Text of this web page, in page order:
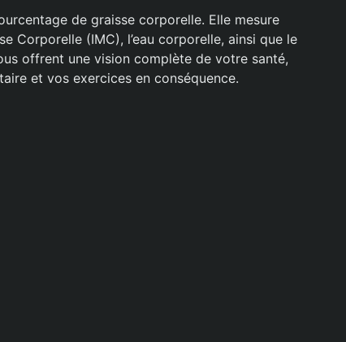
de graisse corporelle. Elle mesure
Corporelle (IMC), l’eau corporelle, ainsi que le
offrent une vision complète de votre santé,
et vos exercices en conséquence.